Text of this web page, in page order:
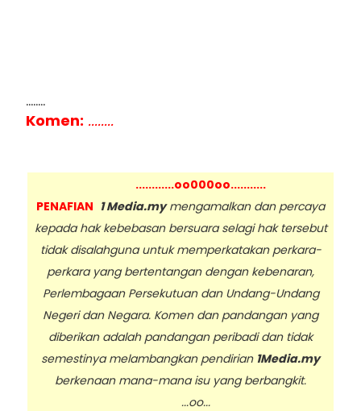
........
Komen: ........
............oo000oo...........
PENAFIAN 1 Media.mymengamalkan dan percaya
kepada hak kebebasan bersuara selagi hak tersebut
tidak disalahguna untuk memperkatakan perkara-
perkara yang bertentangan dengan kebenaran,
Perlembagaan Persekutuan dan Undang-Undang
Negeri dan Negara. Komen dan pandangan yang
diberikan adalah pandangan peribadi dan tidak
semestinya melambangkan pendirian 1Media.my
berkenaan mana-mana isu yang berbangkit.
...oo...